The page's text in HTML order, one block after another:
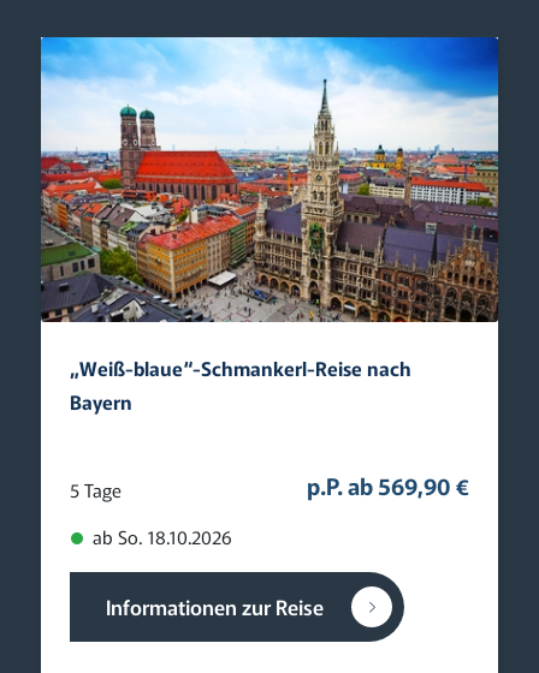
„Weiß-blaue“-Schmankerl-Reise nach
Bayern
5 Tage
ab So. 18.10.2026
p.P. ab 569,90 €
Informationen zur Reise